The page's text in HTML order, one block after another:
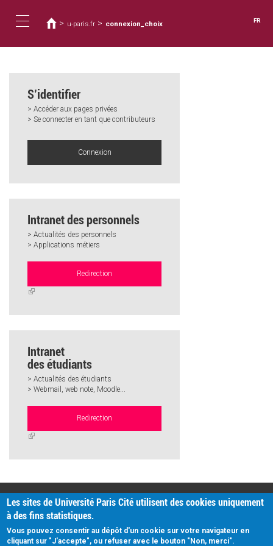
contenu
navigation
êtes
ici
> u-paris.fr > connexion_choix FR
S’identifier
> Accéder aux pages privées
> Se connecter en tant que contributeurs
Connexion
Intranet des personnels
> Actualités des personnels
> Applications métiers
Redirection
(link
Intranet
des étudiants
> Actualités des étudiants
> Webmail, web note, Moodle...
Redirection
(link
PRATIQUE
Plan d'accès
Intranet
Mentions légales
Données personnelles
Les sites de Université Paris Cité utilisent des cookies uniquement
à des fins statistiques.
Vous pouvez consentir au dépôt d'un cookie sur votre navigateur en
cliquant sur "J'accepte", ou refuser avec le bouton "Non, merci".